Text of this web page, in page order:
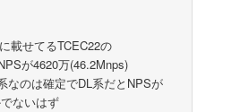
載せてるTCEC22の
が4620万(46.2Mnps)
なのは確定でDL系だとNPSが
ないはず